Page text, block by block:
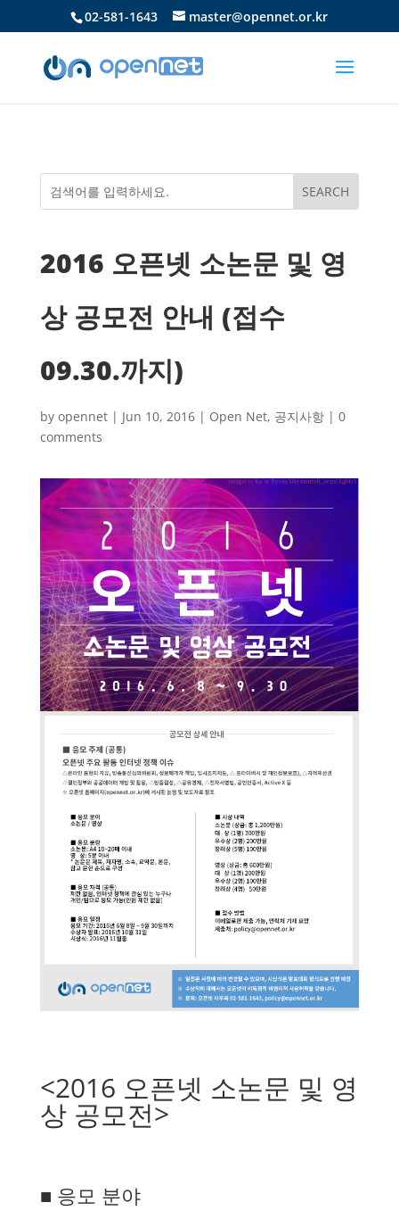
02-581-1643 master@opennet.or.kr
2016 오픈넷 소논문 및 영
상 공모전 안내 (접수
09.30.까지)
by opennet| Jun 10, 2016| Open Net, 공지사항| 0
comments
<2016 오픈넷 소논문 및 영
상 공모전>
■ 응모 분야